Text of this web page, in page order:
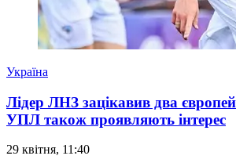
Україна
Лідер ЛНЗ зацікавив два
УПЛ також проявляють інтерес
29 квітня, 11:40